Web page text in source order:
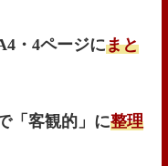
・4ページにまと
「客観的」に整理